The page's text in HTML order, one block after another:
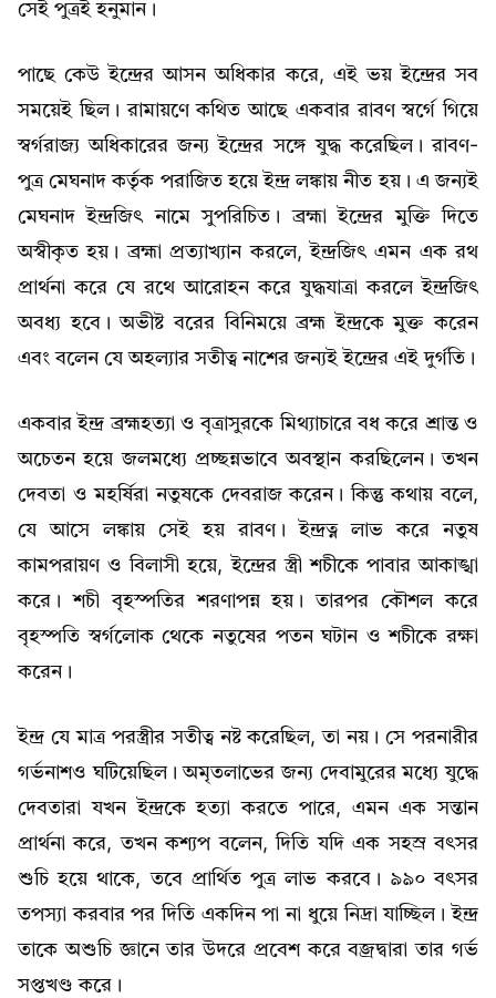
সেই পুত্রই হনুমান।
পাছে কেউ ইন্দ্রের আসন অধিকার করে, এই ভয় ইন্দ্রের সব
সময়েই ছিল। রামায়ণে কথিত আছে একবার রাবণ স্বর্গে গিয়ে
স্বৰ্গরাজ্য অধিকারের জন্য ইন্দ্রের সঙ্গে যুদ্ধ করেছিল। রাবণ-
পুত্র মেঘনাদ কর্তৃক পরাজিত হয়ে ইন্দ্র লঙ্কায় নীত হয়। এ জন্যই
মেঘনাদ ইন্দ্রজিৎ নামে সুপরিচিত। ব্ৰহ্মা ইন্দ্রের মুক্তি দিতে
অস্বীকৃত হয়। ব্ৰহ্মা প্রত্যাখ্যান করলে, ইন্দ্রজিৎ এমন এক রথ
প্রার্থনা করে যে রথে আরোহন করে যুদ্ধযাত্রা করলে ইন্দ্রজিৎ
অবধ্য হবে। অভীষ্ট বরের বিনিময়ে ব্রহ্ম ইন্দ্রকে মুক্ত করেন
এবং বলেন যে অহল্যার সতীত্ব নাশের জন্যই ইন্দ্রের এই দুৰ্গতি।
একবার ইন্দ্র ব্ৰহ্মহত্যা ও বৃত্ৰাসুরকে মিথ্যাচারে বধ করে শ্রান্ত ও
অচেতন হয়ে জলমধ্যে প্রচ্ছন্নভাবে অবস্থান করছিলেন। তখন
দেবতা ও মহৰ্ষিরা নতুষকে দেবরাজ করেন। কিন্তু কথায় বলে,
যে আসে লঙ্কায় সেই হয় রাবণ। ইন্দ্রত্ন লাভ করে নতুষ
কামপরায়ণ ও বিলাসী হয়ে, ইন্দ্রের স্ত্রী শচীকে পাবার আকাঙ্খা
করে। শচী বৃহস্পতির শরণাপন্ন হয়। তারপর কৌশল করে
বৃহস্পতি স্বৰ্গলোক থেকে নতুষের পতন ঘটান ও শচীকে রক্ষা
করেন।
ইন্দ্র যে মাত্র পরস্ত্রীর সতীত্ব নষ্ট করেছিল, তা নয়। সে পরনারীর
গর্ভনাশও ঘটিয়েছিল। অমৃতলাভের জন্য দেবামুরের মধ্যে যুদ্ধে
দেবতারা যখন ইন্দ্রকে হত্যা করতে পারে, এমন এক সন্তান
প্রার্থনা করে, তখন কশ্যপ বলেন, দিতি যদি এক সহস্ৰ বৎসর
শুচি হয়ে থাকে, তবে প্রার্থিত পুত্র লাভ করবে। ৯৯০ বৎসর
তপস্যা করবার পর দিতি একদিন পা না ধুয়ে নিদ্রা যাচ্ছিল। ইন্দ্র
তাকে অশুচি জ্ঞানে তার উদরে প্রবেশ করে বজ্রদ্বারা তার গর্ভ
সপ্তখণ্ড করে।